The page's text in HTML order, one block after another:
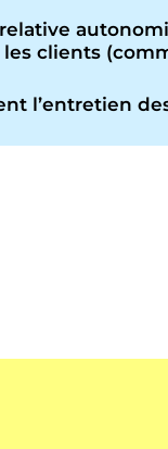
clients
l’entretien